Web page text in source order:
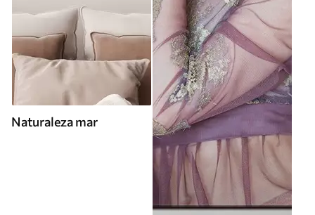
Naturaleza mar